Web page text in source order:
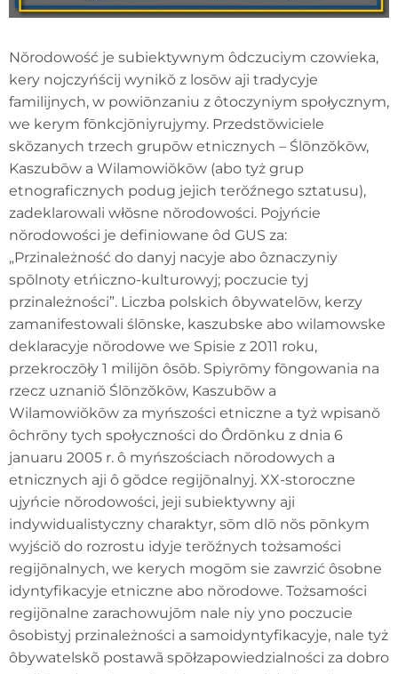
Nŏrodowość je subiektywnym ôdczuciym czowieka,
kery nojczyńścij wynikŏ z losōw aji tradycyje
familijnych, w powiōnzaniu z ôtoczyniym społycznym,
we kerym fōnkcjōniyrujymy. Przedstŏwiciele
skŏzanych trzech grupōw etnicznych – Ślōnzŏkōw,
Kaszubōw a Wilamowiŏkōw (abo tyż grup
etnograficznych podug jejich terŏźnego sztatusu),
zadeklarowali włŏsne nŏrodowości. Pojyńcie
nŏrodowości je definiowane ôd GUS za:
„Przinależność do danyj nacyje abo ôznaczyniy
spōlnoty etńiczno-kulturowyj; poczucie tyj
przinależności”. Liczba polskich ôbywatelōw, kerzy
zamanifestowali ślōnske, kaszubske abo wilamowske
deklaracyje nŏrodowe we Spisie z 2011 roku,
przekroczōły 1 milijōn ôsōb. Spiyrōmy fōngowania na
rzecz uznaniŏ Ślōnzŏkōw, Kaszubōw a
Wilamowiŏkōw za myńszości etniczne a tyż wpisanŏ
ôchrōny tych społyczności do Ôrdōnku z dnia 6
januaru 2005 r. ô myńszościach nŏrodowych a
etnicznych aji ô gŏdce regijōnalnyj. XX-storoczne
ujyńcie nŏrodowości, jeji subiektywny aji
indywidualistyczny charaktyr, sōm dlō nŏs pōnkym
wyjściŏ do rozrostu idyje terŏźnych tożsamości
regijōnalnych, we kerych mogōm sie zawrzić ôsobne
idyntyfikacyje etniczne abo nŏrodowe. Tożsamości
regijōnalne zarachowujōm nale niy yno poczucie
ôsobistyj przinależności a samoidyntyfikacyje, nale tyż
ôbywatelskõ postawã spōłzapowiedzialności za dobro